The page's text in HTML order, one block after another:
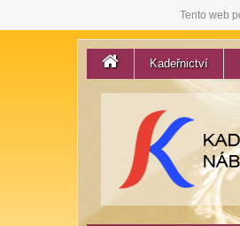
Tento web
Kadeřnictví